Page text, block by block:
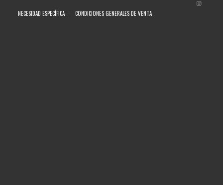
NECESIDAD ESPECÍFICA CONDICIONES GENERALES DE VENTA